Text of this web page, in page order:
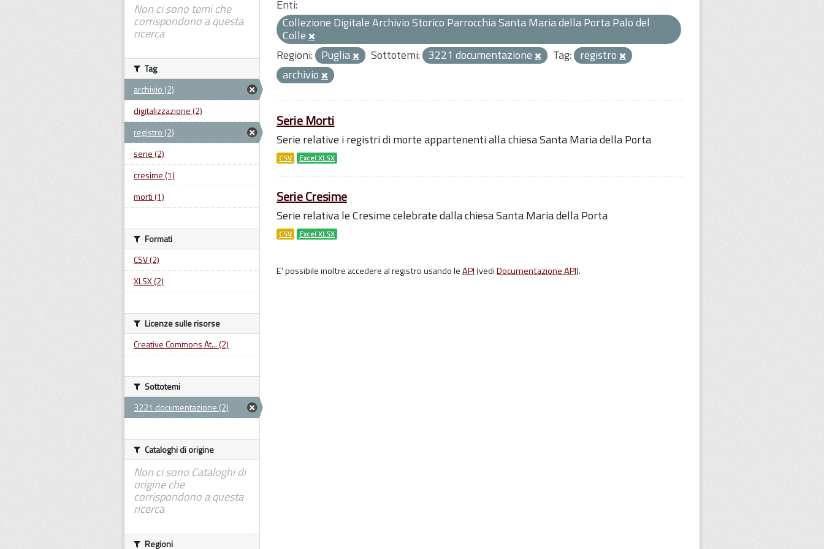
Enti:
Collezione Digitale Archivio Storico Parrocchia Santa Maria della Porta Palo del
Colle
Regioni: Puglia Sottotemi: 3221 documentazione Tag: registro
archivio
Serie Morti
Serie relative i registri di morte appartenenti alla chiesa Santa Maria della Porta
CSV Excel XLSX
Serie Cresime
Serie relativa le Cresime celebrate dalla chiesa Santa Maria della Porta
CSV Excel XLSX
E' possibile inoltre accedere al registro usando leAPI(vediDocumentazione API).
Non ci sono temi che
corrispondono a questa
ricerca
Tag
archivio (2)
digitalizzazione (2)
registro (2)
serie (2)
cresime (1)
morti (1)
Formati
CSV (2)
XLSX (2)
Licenze sulle risorse
Creative Commons At... (2)
Sottotemi
3221 documentazione (2)
Cataloghi di origine
Non ci sono Cataloghi di
origine che
corrispondono a questa
ricerca
Regioni